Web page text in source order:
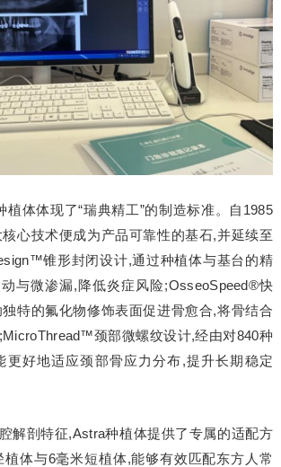
植体体现了“瑞典精工”的制造标准。自1985
心技术便成为产品可靠性的基石,并延续至
锥形封闭设计,通过种植体与基台的精
与微渗漏,降低炎症风险;OsseoSpeed®快
特的氟化物修饰表面促进骨愈合,将骨结合
颈部微螺纹设计,经由对840种
更好地适应颈部骨应力分布,提升长期稳定
解剖特征,Astra种植体提供了专属的适配方
植体与6毫米短植体,能够有效匹配东方人常